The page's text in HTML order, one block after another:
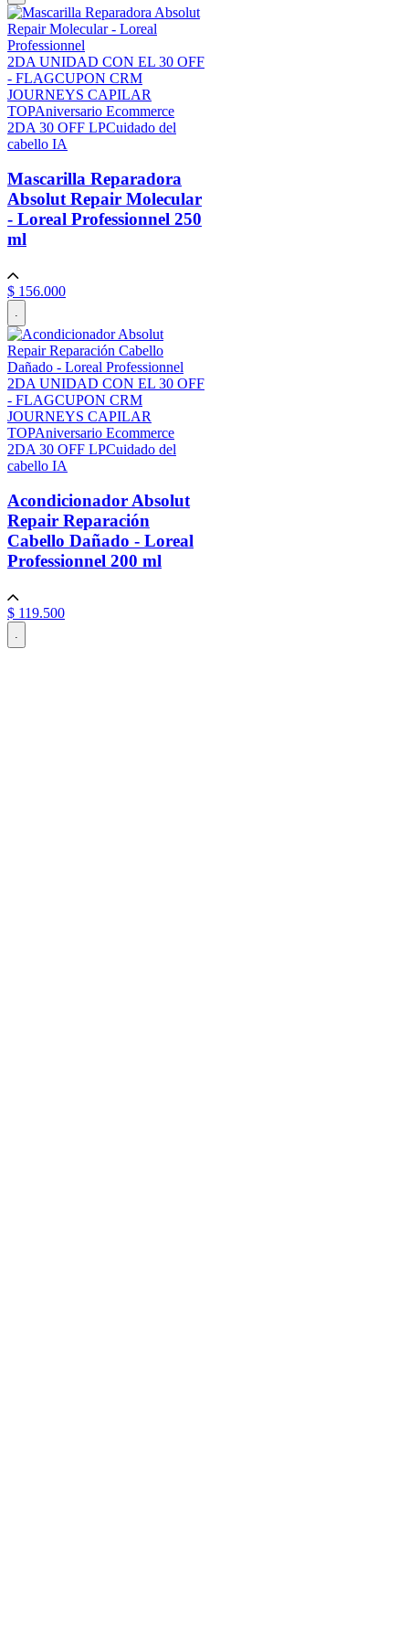
prevenir futuros daños
resultados?
No es obligatorio, pero seguir una rutina completa (limpieza,
tratamiento y cuidado) puede potenciar los resultados y
prolongar sus beneficios.
2DA UNIDAD CON EL 30 OFF
- FLAGCUPON CRM
JOURNEYS CAPILAR
TOPAniversario Ecommerce
2DA 30 OFF LPCuidado del
cabello IA
Mascarilla Reparadora
Absolut Repair Molecular
- Loreal Professionnel 250
ml
$ 156.000
.
2DA UNIDAD CON EL 30 OFF
- FLAGCUPON CRM
JOURNEYS CAPILAR
TOPAniversario Ecommerce
2DA 30 OFF LPCuidado del
cabello IA
Acondicionador Absolut
Repair Reparación
Cabello Dañado - Loreal
Professionnel 200 ml
$ 119.500
.